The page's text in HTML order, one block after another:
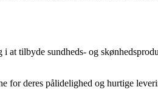
at tilbyde sundheds- og
for deres pålidelighed og hurtige